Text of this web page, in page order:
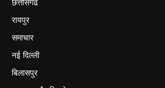
रायपुर
समाचार
नई दिल्ली
बिलासपुर